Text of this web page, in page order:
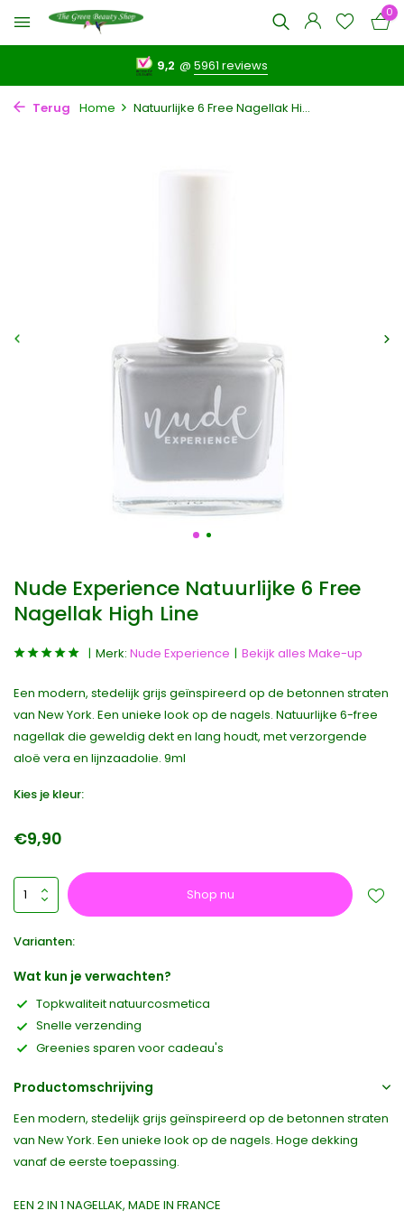
0
9,2 @5961 reviews
Terug Home Natuurlijke 6 Free Nagellak Hi...
Nude Experience Natuurlijke 6 Free
Nagellak High Line
Merk: Nude Experience Bekijk alles Make-up
Een modern, stedelijk grijs geïnspireerd op de betonnen straten
van New York. Een unieke look op de nagels. Natuurlijke 6-free
nagellak die geweldig dekt en lang houdt, met verzorgende
aloë vera en lijnzaadolie. 9ml
Kies je kleur:
€9,90
Shop nu
Varianten:
Wat kun je verwachten?
Topkwaliteit natuurcosmetica
Snelle verzending
Greenies sparen voor cadeau's
Productomschrijving
Een modern, stedelijk grijs geïnspireerd op de betonnen straten
van New York. Een unieke look op de nagels. Hoge dekking
vanaf de eerste toepassing.
EEN 2 IN 1 NAGELLAK, MADE IN FRANCE